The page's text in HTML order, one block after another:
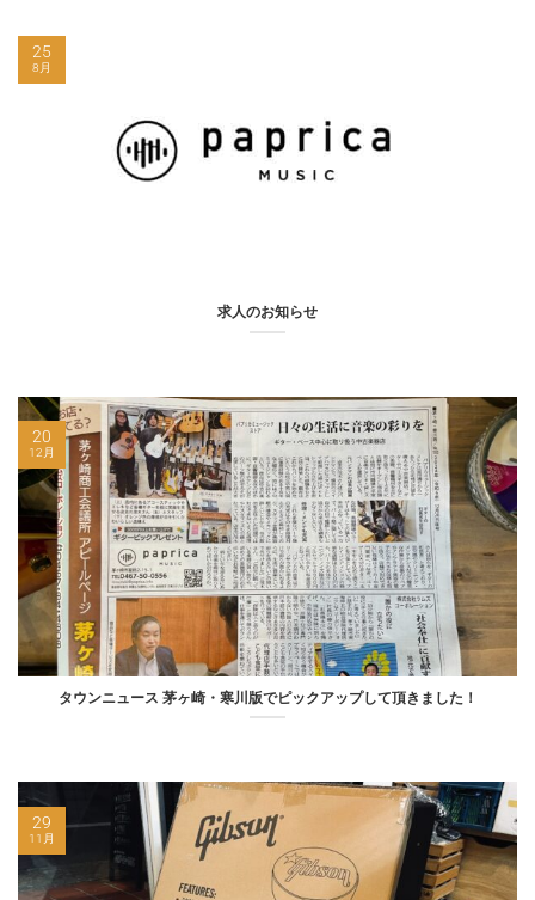
求人のお知らせ
25
8月
タウンニュース 茅ヶ崎・寒川版でピックアップして頂きました！
20
12月
29
11月